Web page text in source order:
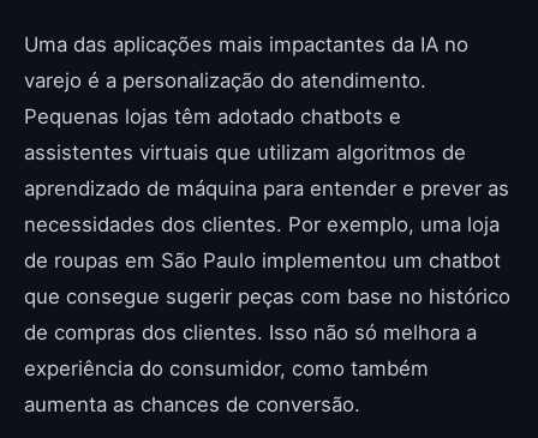
Uma das aplicações mais impactantes da IA no
varejo é a personalização do atendimento.
Pequenas lojas têm adotado chatbots e
assistentes virtuais que utilizam algoritmos de
aprendizado de máquina para entender e prever as
necessidades dos clientes. Por exemplo, uma loja
de roupas em São Paulo implementou um chatbot
que consegue sugerir peças com base no histórico
de compras dos clientes. Isso não só melhora a
experiência do consumidor, como também
aumenta as chances de conversão.